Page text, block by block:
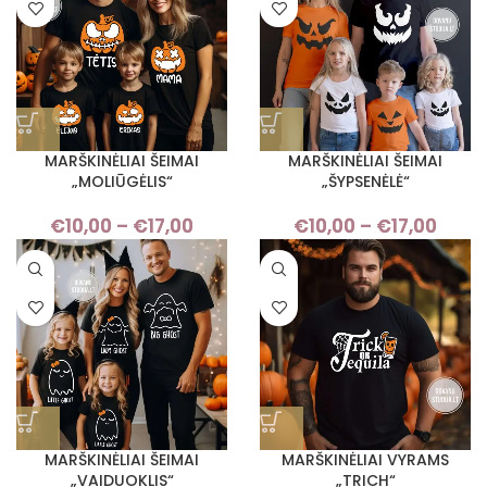
€14,00
MARŠKINĖLIAI ŠEIMAI
„MOLIŪGĖLIS“
€10,00 – €17,00
range:
€10,00
through
€17,00
MARŠKINĖLIAI ŠEIMAI
„ŠYPSENĖLĖ“
€10,00 – €17,00
MARŠKINĖLIAI ŠEIMAI
„VAIDUOKLIS“
MARŠKINĖLIAI VYRAMS
„TRICH“